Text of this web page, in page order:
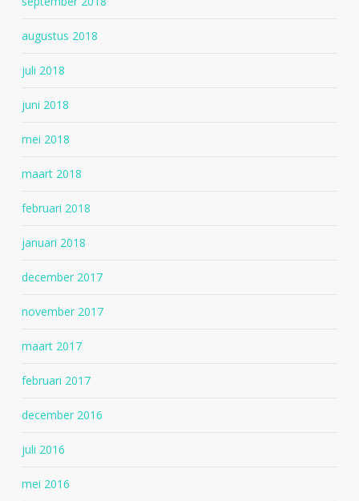
augustus 2018
juli 2018
juni 2018
mei 2018
maart 2018
februari 2018
januari 2018
december 2017
november 2017
maart 2017
februari 2017
december 2016
juli 2016
mei 2016